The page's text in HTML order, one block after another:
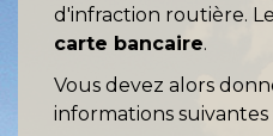
d'infraction routière.
carte bancaire.
Vous devez alors
informations suivantes